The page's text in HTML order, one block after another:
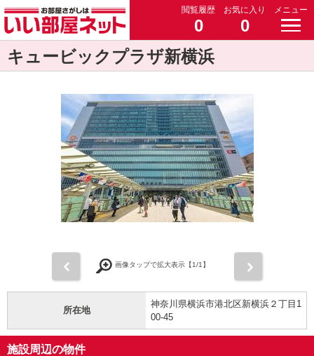
閲覧履歴
0
お気に入り
0
メニュー
キュービックプラザ新横浜
画像タップで拡大表示【1/1】
所在地
神奈川県横浜市港北区新横浜２丁目1
00-45
施設周辺の物件